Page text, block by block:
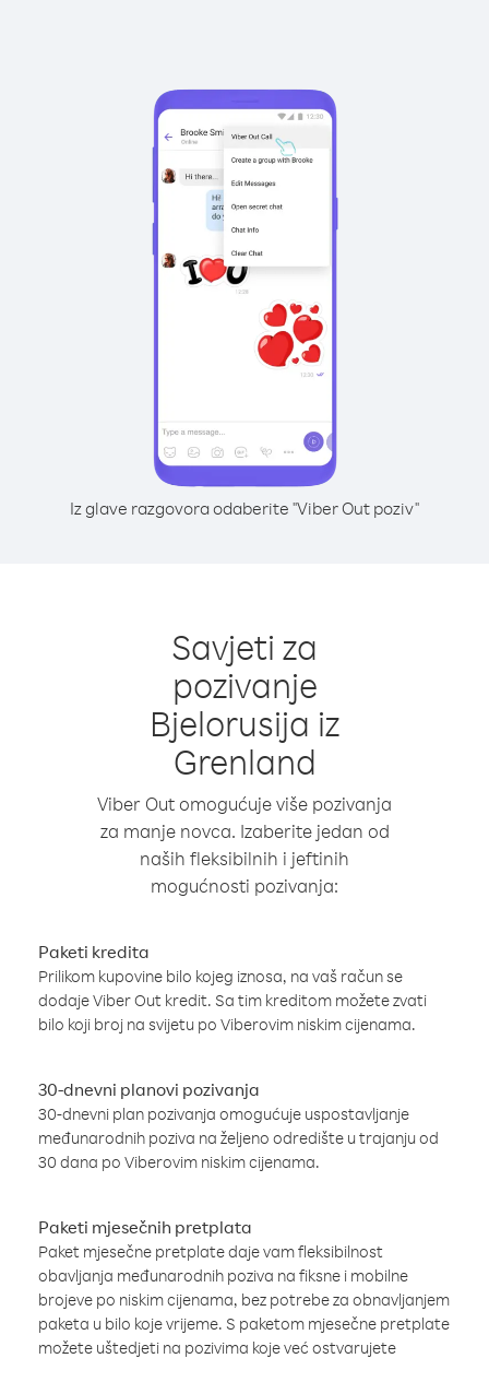
Iz glave razgovora odaberite "Viber Out poziv"
Savjeti za
pozivanje
Bjelorusija iz
Grenland
Viber Out omogućuje više pozivanja
za manje novca. Izaberite jedan od
naših fleksibilnih i jeftinih
mogućnosti pozivanja:
Paketi kredita
Prilikom kupovine bilo kojeg iznosa, na vaš račun se
dodaje Viber Out kredit. Sa tim kreditom možete zvati
bilo koji broj na svijetu po Viberovim niskim cijenama.
30-dnevni planovi pozivanja
30-dnevni plan pozivanja omogućuje uspostavljanje
međunarodnih poziva na željeno odredište u trajanju od
30 dana po Viberovim niskim cijenama.
Paketi mjesečnih pretplata
Paket mjesečne pretplate daje vam fleksibilnost
obavljanja međunarodnih poziva na fiksne i mobilne
brojeve po niskim cijenama, bez potrebe za obnavljanjem
paketa u bilo koje vrijeme. S paketom mjesečne pretplate
možete uštedjeti na pozivima koje već ostvarujete